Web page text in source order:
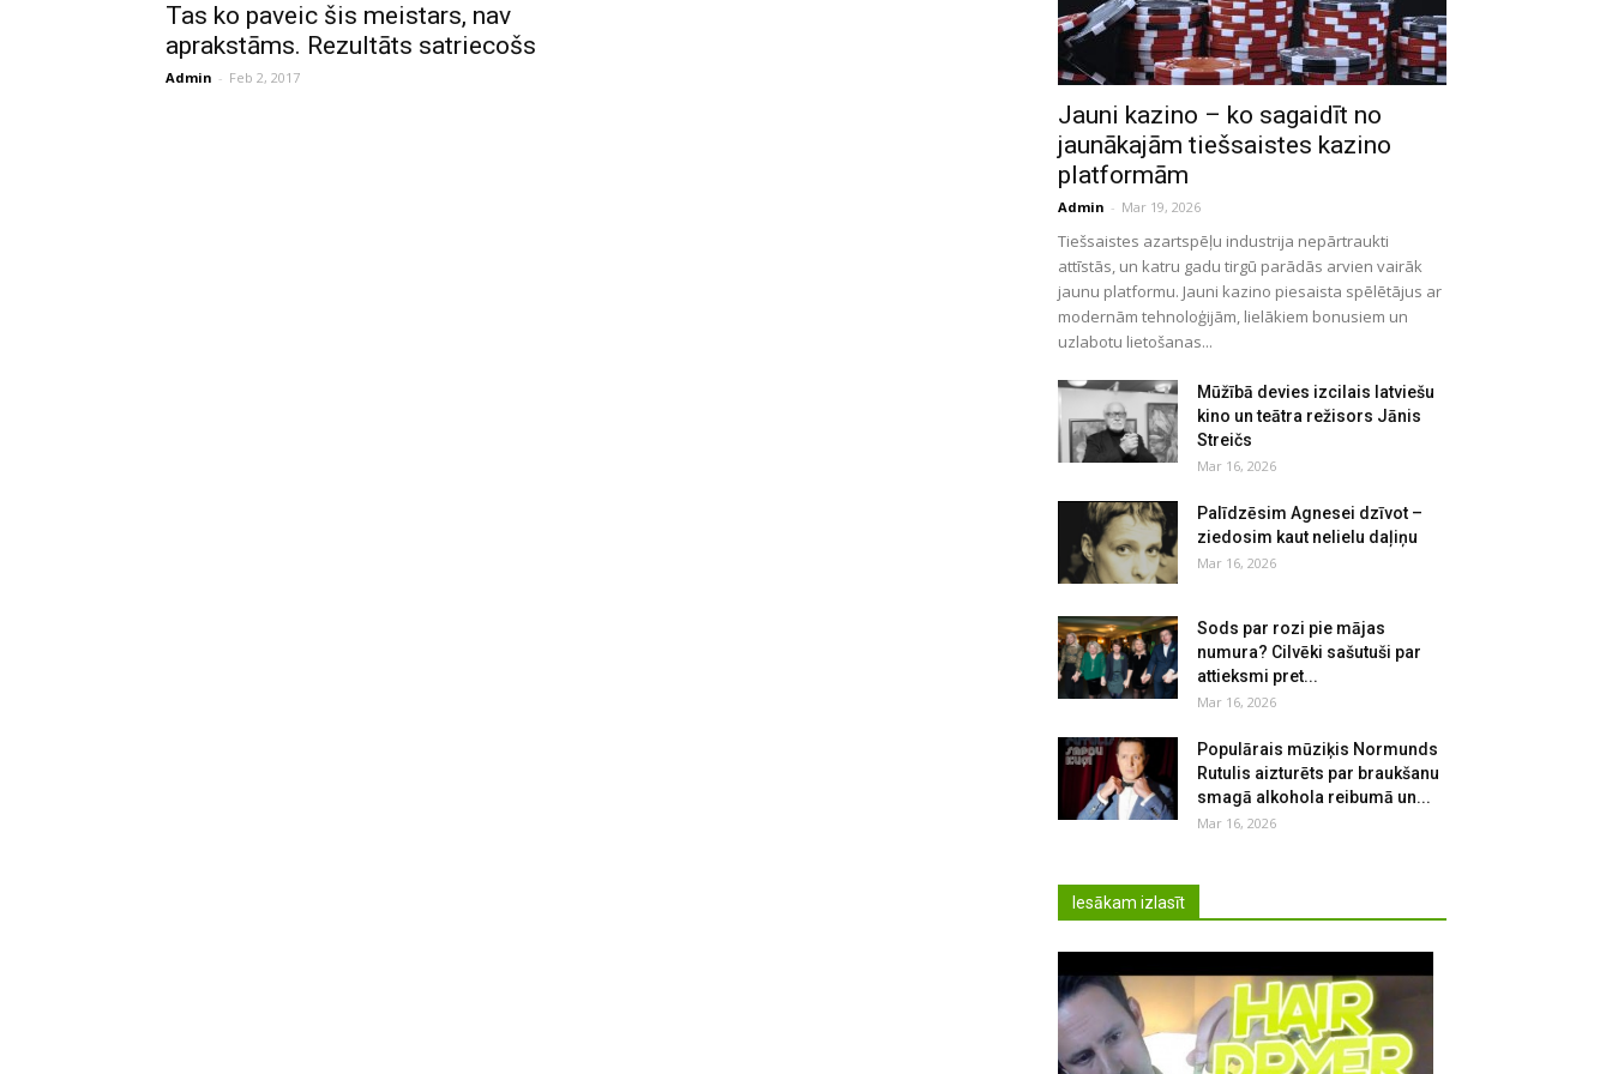
Tas ko paveic šis meistars, nav
aprakstāms. Rezultāts satriecošs
Admin - Feb 2, 2017
Jauni kazino – ko sagaidīt no
jaunākajām tiešsaistes kazino
platformām
Admin - Mar 19, 2026
Tiešsaistes azartspēļu industrija nepārtraukti
attīstās, un katru gadu tirgū parādās arvien vairāk
jaunu platformu. Jauni kazino piesaista spēlētājus ar
modernām tehnoloģijām, lielākiem bonusiem un
uzlabotu lietošanas...
Mūžībā devies izcilais latviešu
kino un teātra režisors Jānis
Streičs
Mar 16, 2026
Palīdzēsim Agnesei dzīvot –
ziedosim kaut nelielu daļiņu
Mar 16, 2026
Sods par rozi pie mājas
numura? Cilvēki sašutuši par
attieksmi pret...
Mar 16, 2026
Populārais mūziķis Normunds
Rutulis aizturēts par braukšanu
smagā alkohola reibumā un...
Mar 16, 2026
Iesākam izlasīt